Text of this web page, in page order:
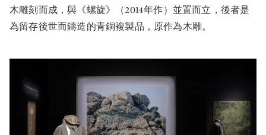
木雕刻而成，與《螺旋》（2014年作）並置而立，後者是
為留存後世而鑄造的青銅複製品，原作為木雕。